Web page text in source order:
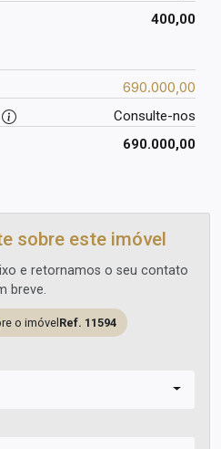
400,00
690.000,00
Consulte-nos
690.000,00
sobre este imóvel
e retornamos o seu contato
breve.
o imóvelRef. 11594